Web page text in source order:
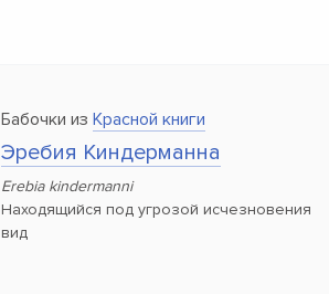
Бабочки из Красной книги
Эребия Киндерманна
Erebia kindermanni
Находящийся под угрозой исчезновения
вид